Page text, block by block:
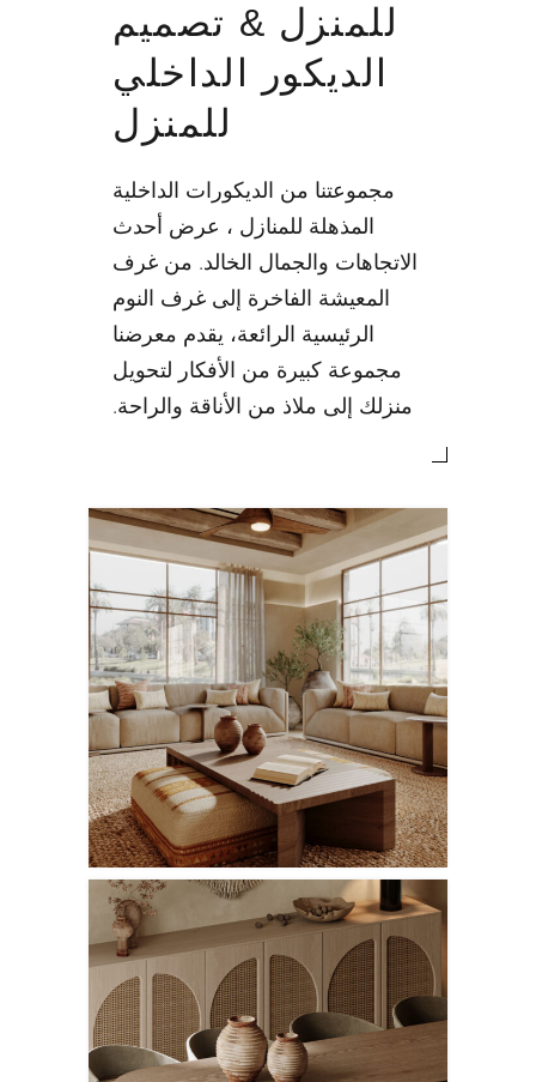
للمنزل & تصميم
الديكور الداخلي
للمنزل
مجموعتنا من الديكورات الداخلية
المذهلة للمنازل ، عرض أحدث
الاتجاهات والجمال الخالد. من غرف
المعيشة الفاخرة إلى غرف النوم
الرئيسية الرائعة، يقدم معرضنا
مجموعة كبيرة من الأفكار لتحويل
منزلك إلى ملاذ من الأناقة والراحة.